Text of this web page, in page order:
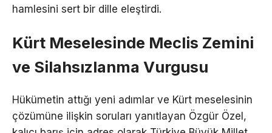
hamlesini sert bir dille eleştirdi.
Kürt Meselesinde Meclis Zemini
ve Silahsızlanma Vurgusu
Hükümetin attığı yeni adımlar ve Kürt meselesinin
çözümüne ilişkin soruları yanıtlayan Özgür Özel,